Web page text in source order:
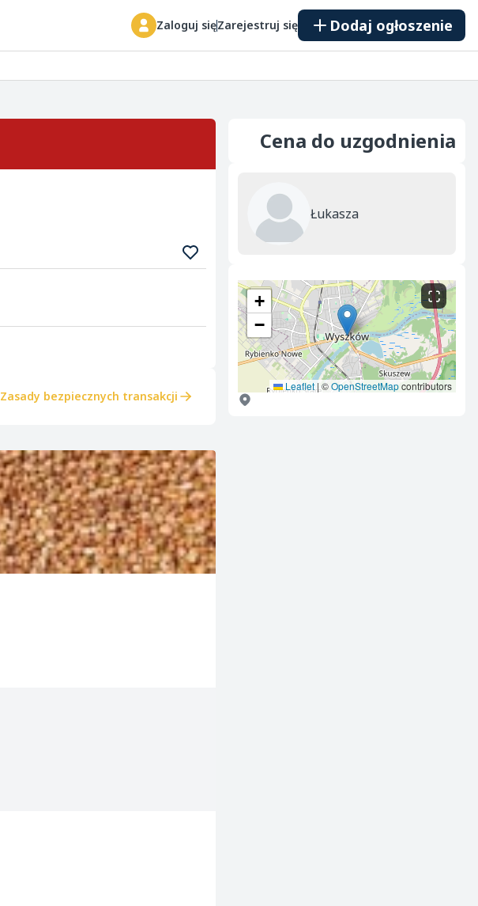
Zaloguj sięZarejestruj się Dodaj ogłoszenie
Zasady bezpiecznych transakcji
Cena do uzgodnienia
Łukasza
+
−
Leaflet | ©OpenStreetMapcontributors